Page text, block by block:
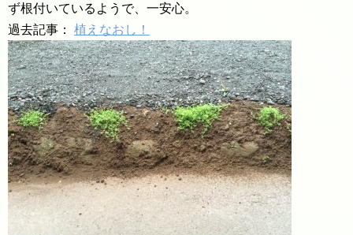
ず根付いているようで、一安心。
過去記事： 植えなおし！